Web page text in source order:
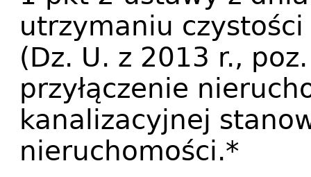
utrzymaniu
(Dz. U. z 2013 r.,
przyłączenie
kanalizacyjnej
nieruchomości.*